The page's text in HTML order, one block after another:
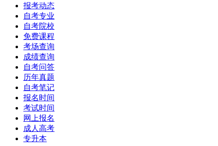
报考动态
自考专业
自考院校
免费课程
考场查询
成绩查询
自考问答
历年真题
自考笔记
报名时间
考试时间
网上报名
成人高考
专升本